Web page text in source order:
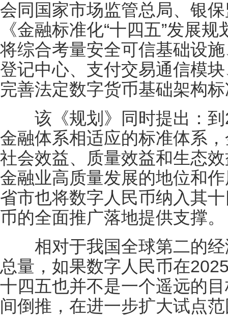
会同国家市场监管总局、银
《⾦融标准化“⼗四五”发展
将综合考量安全可信基础设
登记中⼼、⽀付交易通信模
完善法定数字货币基础架构
该《规划》同时提出：到
⾦融体系相适应的标准体系
社会效益、质量效益和⽣态
⾦融业⾼质量发展的地位和
省市也将数字人民币纳入其
币的全面推广落地提供支撑。
相对于我国全球第二的经
总量，如果数字人民币在
十四五也并不是一个遥远的
间倒推，在进一步扩大试点